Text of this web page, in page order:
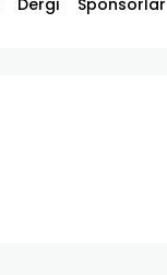
Dergi Sponsorlar